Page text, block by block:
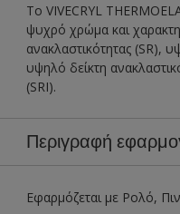
To VIVECRYL
ψυχρό χρώμα και
ανακλαστικότητας (SR),
υψηλό δείκτη
(SRI).
Περιγραφή
Εφαρμόζεται με Ρολό,